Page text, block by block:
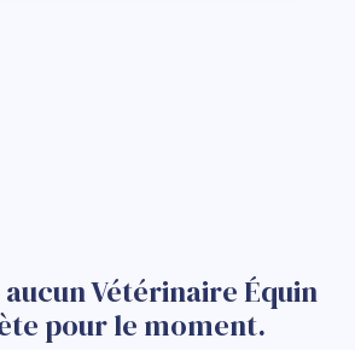
aucun Vétérinaire Équin
pour le moment.